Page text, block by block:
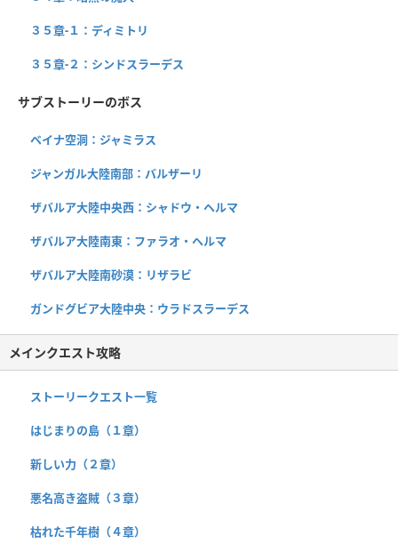
３５章-１：ディミトリ
３５章-２：シンドスラーデス
サブストーリーのボス
ベイナ空洞：ジャミラス
ジャンガル大陸南部：バルザーリ
ザバルア大陸中央西：シャドウ・ヘルマ
ザバルア大陸南東：ファラオ・ヘルマ
ザバルア大陸南砂漠：リザラビ
ガンドグビア大陸中央：ウラドスラーデス
メインクエスト攻略
ストーリークエスト一覧
はじまりの島（１章）
新しい力（２章）
悪名高き盗賊（３章）
枯れた千年樹（４章）